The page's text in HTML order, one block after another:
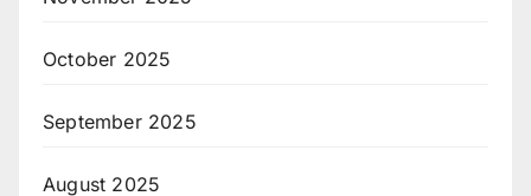
October 2025
September 2025
August 2025